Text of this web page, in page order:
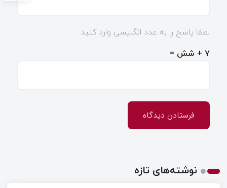
لطفا پاسخ را به عدد انگلیسی وارد کنید:
۷ + شش =
نوشته‌های تازه